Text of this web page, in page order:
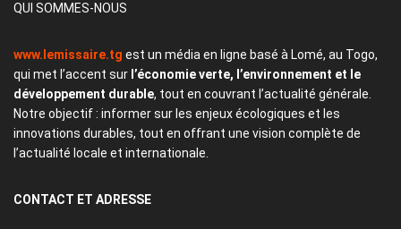
QUI SOMMES-NOUS
www.lemissaire.tg est un média en ligne basé à Lomé, au Togo,
qui met l’accent sur l’économie verte, l’environnement et le
développement durable, tout en couvrant l’actualité générale.
Notre objectif : informer sur les enjeux écologiques et les
innovations durables, tout en offrant une vision complète de
l’actualité locale et internationale.
CONTACT ET ADRESSE